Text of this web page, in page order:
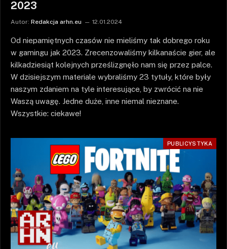
2023
Autor: Redakcja arhn.eu 12.01.2024
Od niepamiętnych czasów nie mieliśmy tak dobrego roku
w gamingu jak 2023. Zrecenzowaliśmy kilkanaście gier, ale
kilkadziesiąt kolejnych prześlizgnęło nam się przez palce.
W dzisiejszym materiale wybraliśmy 23 tytuły, które były
naszym zdaniem na tyle interesujące, by zwrócić na nie
Waszą uwagę. Jedne duże, inne niemal nieznane.
Wszystkie: ciekawe!
PUBLICYSTYKA